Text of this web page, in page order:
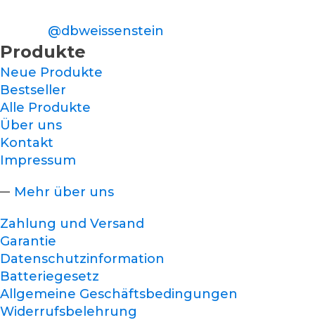
@dbweissenstein
Produkte
Neue Produkte
Bestseller
Alle Produkte
Über uns
Kontakt
Impressum
Mehr über uns
Zahlung und Versand
Garantie
Datenschutzinformation
Batteriegesetz
Allgemeine Geschäftsbedingungen
Widerrufsbelehrung